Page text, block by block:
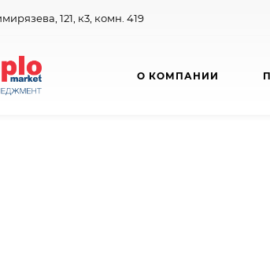
121, к3, комн. 419
О КОМПАНИИ